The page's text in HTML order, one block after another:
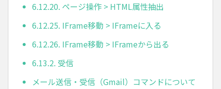
6.12.20. ページ操作 > HTML属性抽出
6.12.25. IFrame移動 > IFrameに入る
6.12.26. IFrame移動 > IFrameから出る
6.13.2. 受信
メール送信・受信（Gmail）コマンドについて